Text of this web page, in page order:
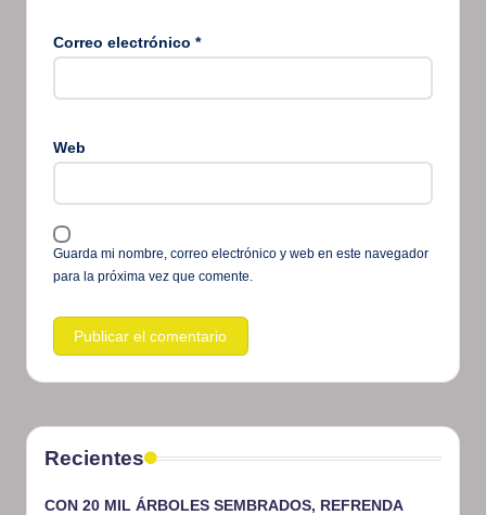
Correo electrónico *
Web
Guarda mi nombre, correo electrónico y web en este navegador
para la próxima vez que comente.
Recientes
CON 20 MIL ÁRBOLES SEMBRADOS, REFRENDA